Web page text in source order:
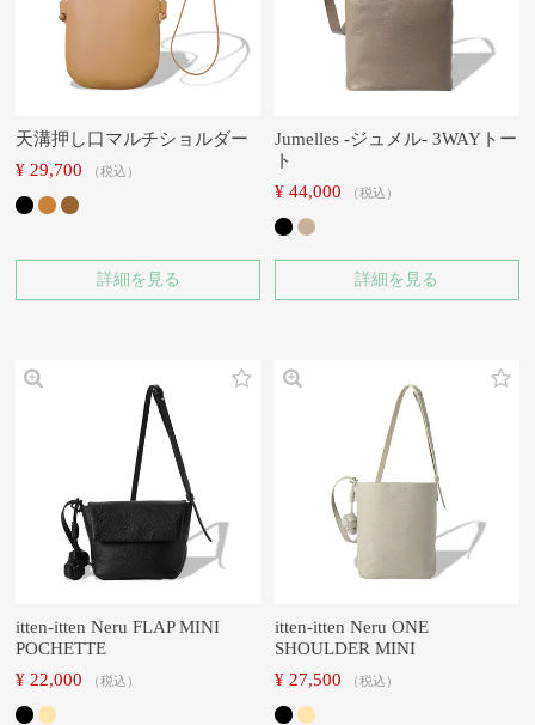
天溝押し口マルチショルダー
¥ 29,700 税込
詳細を見る
Jumelles -ジュメル- 3WAYトー
ト
¥ 44,000 税込
詳細を見る
itten-itten Neru FLAP MINI
POCHETTE
¥ 22,000 税込
itten-itten Neru ONE
SHOULDER MINI
¥ 27,500 税込